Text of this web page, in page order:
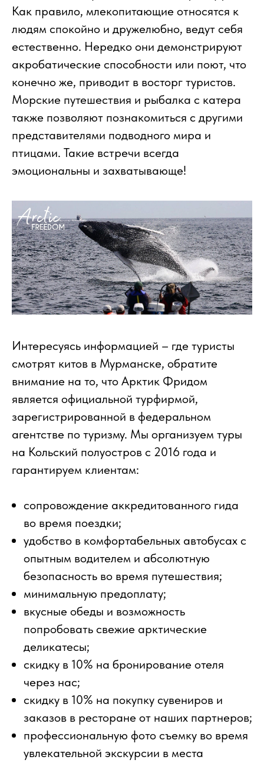
Как правило, млекопитающие относятся к
людям спокойно и дружелюбно, ведут себя
естественно. Нередко они демонстрируют
акробатические способности или поют, что
конечно же, приводит в восторг туристов.
Морские путешествия и рыбалка с катера
также позволяют познакомиться с другими
представителями подводного мира и
птицами. Такие встречи всегда
эмоциональны и захватывающе!
Интересуясь информацией – где туристы
смотрят китов в Мурманске, обратите
внимание на то, что Арктик Фридом
является официальной турфирмой,
зарегистрированной в федеральном
агентстве по туризму. Мы организуем туры
на Кольский полуостров с 2016 года и
гарантируем клиентам:
сопровождение аккредитованного гида
во время поездки;
удобство в комфортабельных автобусах с
опытным водителем и абсолютную
безопасность во время путешествия;
минимальную предоплату;
вкусные обеды и возможность
попробовать свежие арктические
деликатесы;
скидку в 10% на бронирование отеля
через нас;
скидку в 10% на покупку сувениров и
заказов в ресторане от наших партнеров;
профессиональную фото съемку во время
увлекательной экскурсии в места